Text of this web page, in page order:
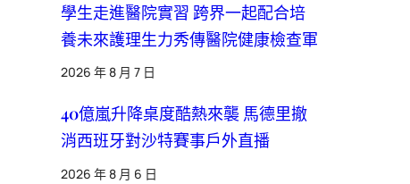
學生走進醫院實習 跨界一起配合培
養未來護理生力秀傳醫院健康檢查軍
2026 年 8 月 7 日
40億嵐升降桌度酷熱來襲 馬德里撤
消西班牙對沙特賽事戶外直播
2026 年 8 月 6 日